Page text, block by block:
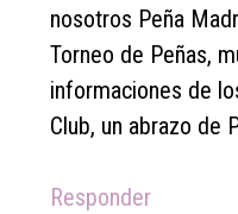
nosotros Peña
Torneo de Peñas,
informaciones de
Club, un abrazo de
Responder